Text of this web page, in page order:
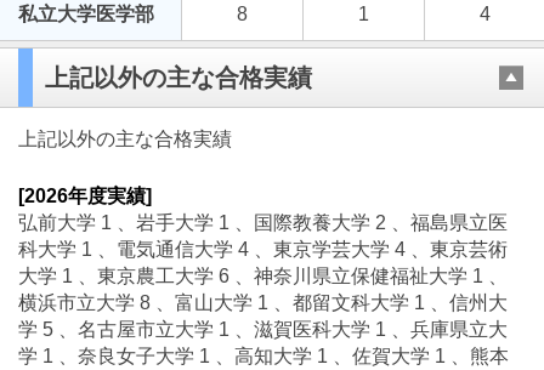
私立大学医学部 8 1 4
上記以外の主な合格実績
上記以外の主な合格実績
[2026年度実績]
弘前大学 1 、岩手大学 1 、国際教養大学 2 、福島県立医
科大学 1 、電気通信大学 4 、東京学芸大学 4 、東京芸術
大学 1 、東京農工大学 6 、神奈川県立保健福祉大学 1 、
横浜市立大学 8 、富山大学 1 、都留文科大学 1 、信州大
学 5 、名古屋市立大学 1 、滋賀医科大学 1 、兵庫県立大
学 1 、奈良女子大学 1 、高知大学 1 、佐賀大学 1 、熊本